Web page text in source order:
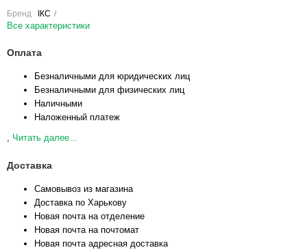
Бренд ІКС
Все характеристики
Оплата
Безналичными для юридических лиц
Безналичными для физических лиц
Наличными
Наложенный платеж
, Читать далее...
Доставка
Самовывоз из магазина
Доставка по Харькову
Новая почта на отделение
Новая почта на почтомат
Новая почта адресная доставка